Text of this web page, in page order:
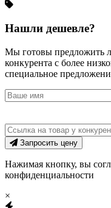
Нашли дешевле?
Мы готовы предложить
конкурента с более
специальное
Запросить цену
Нажимая кнопку, вы
конфиденциальности
×